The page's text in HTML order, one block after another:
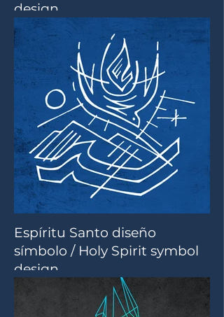
design
Espíritu Santo diseño
símbolo / Holy Spirit symbol
design